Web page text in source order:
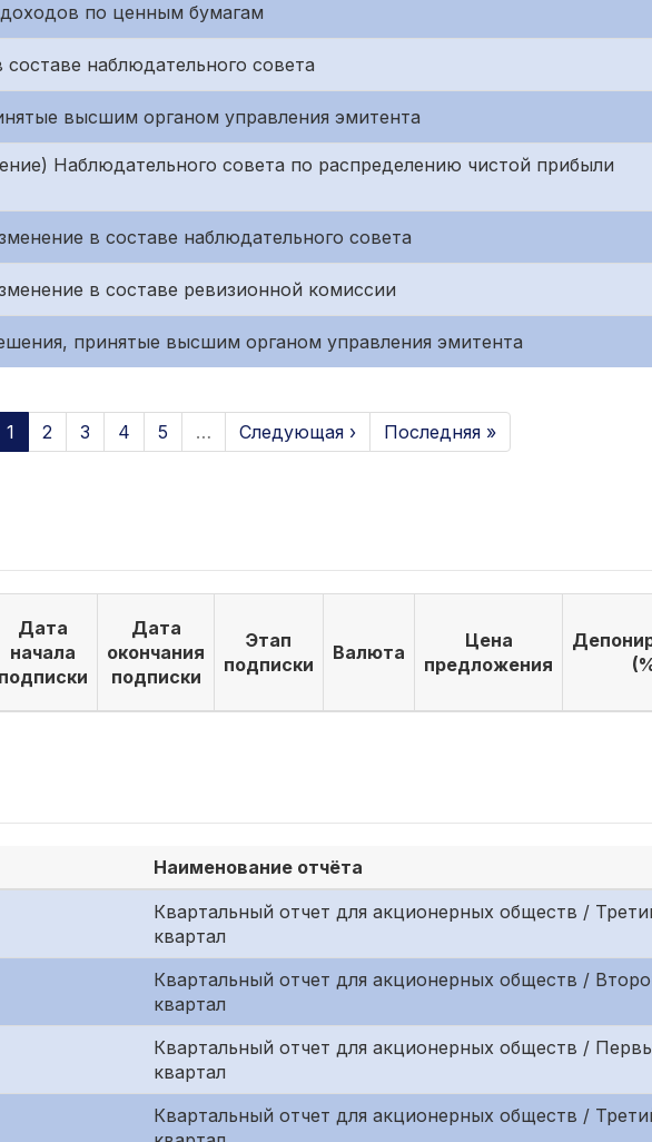
по ценным бумагам
наблюдательного совета
высшим органом управления эмитента
Наблюдательного совета по распределению чистой прибыли
в составе наблюдательного совета
в составе ревизионной комиссии
принятые высшим органом управления эмитента
1 2 3 4 5 … Следующая › Последняя »
Дата
начала
подписки
Дата
окончания
подписки
Этап
подписки
Валюта
Цена
предложения
Наименование отчёта
Квартальный отчет для акционерных обществ /
квартал
Квартальный отчет для акционерных обществ /
квартал
Квартальный отчет для акционерных обществ /
квартал
Квартальный отчет для акционерных обществ /